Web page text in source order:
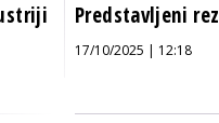
Predstavljeni
17/10/2025 | 12:18